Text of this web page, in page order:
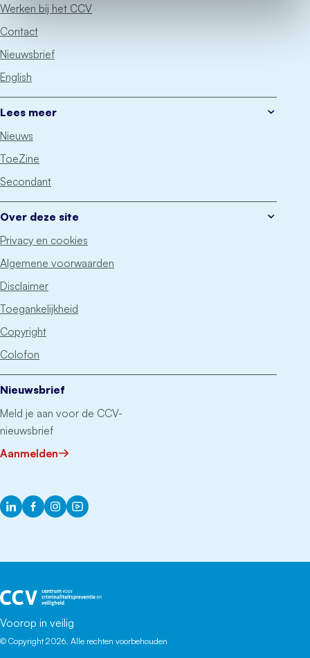
Werken bij het CCV
Contact
Nieuwsbrief
English
Lees meer
Nieuws
ToeZine
Secondant
Over deze site
Privacy en cookies
Algemene voorwaarden
Disclaimer
Toegankelijkheid
Copyright
Colofon
Nieuwsbrief
Meld je aan voor de CCV-
nieuwsbrief
Aanmelden
LinkedInFacebook
InstagramYouTube
Voorop in veilig
© Copyright 2026. Alle rechten voorbehouden